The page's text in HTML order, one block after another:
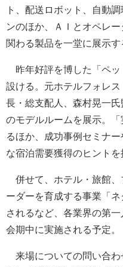
ト、配送ロボット、自動
ンのほか、ＡＩとオペレ
関わる製品を一堂に展示す
昨年好評を博した「ペッ
設ける。元ホテルフォレ
長・総支配人、森村晃一氏
のモデルルームを展示。
るほか、成功事例セミナ
な宿泊需要獲得のヒントを
併せて、ホテル・旅館、
ーダーを育成する事業「
されるなど、各業界の第
会期中に実施される予定。
来場についての問い合わ